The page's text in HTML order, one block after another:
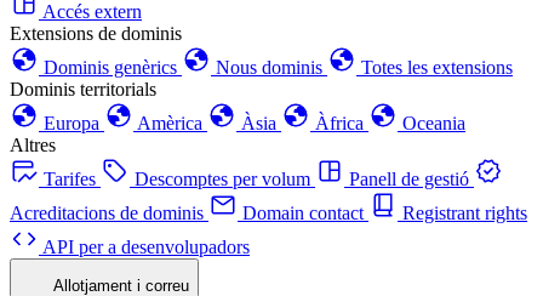
Accés extern
Extensions de dominis
Dominis genèrics
Nous dominis
Totes les extensions
Dominis territorials
Europa
Amèrica Àsia Àfrica
Oceania
Altres
Tarifes
Descomptes per volum
Panell de gestió
Acreditacions de dominis
Domain contact
Registrant rights
API per a desenvolupadors
Allotjament i correu